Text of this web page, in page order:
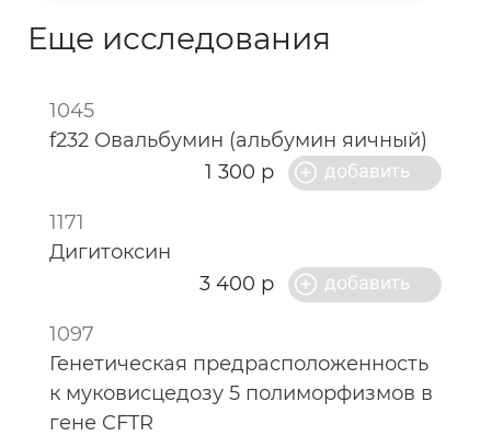
Еще исследования
1045
f232 Овальбумин (альбумин яичный)
1 300 р
1171
Дигитоксин
3 400 р
1097
Генетическая предрасположенность
к муковисцедозу 5 полиморфизмов в
гене CFTR